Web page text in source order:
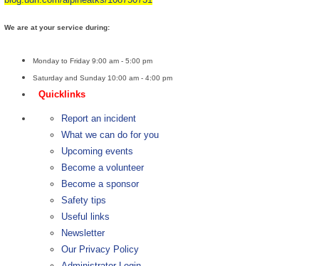
We are at your service during:
Monday to Friday 9:00 am - 5:00 pm
Saturday and Sunday 10:00 am - 4:00 pm
Quicklinks
Report an incident
What we can do for you
Upcoming events
Become a volunteer
Become a sponsor
Safety tips
Useful links
Newsletter
Our Privacy Policy